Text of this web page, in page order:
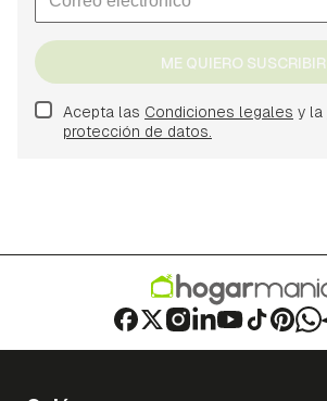
ME QUIERO SUSCRIBIR
Acepta las Condiciones legales y la
protección de datos.